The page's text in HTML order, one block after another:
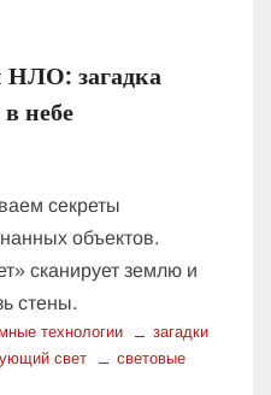
загадка
небе
секреты
объектов.
сканирует землю и
стены.
технологии
загадки
свет
световые